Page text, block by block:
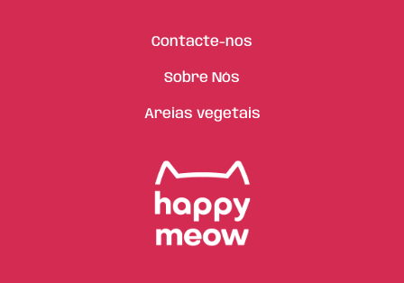
Contacte-nos
Sobre Nós
Areias vegetais